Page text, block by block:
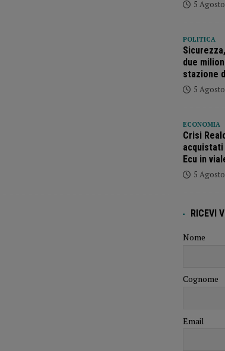
5
POLITICA
due
stazione
5
ECONOMIA
Crisi
acquistati
Ecu in
5
RICEVI
Nome
Cognome
Email